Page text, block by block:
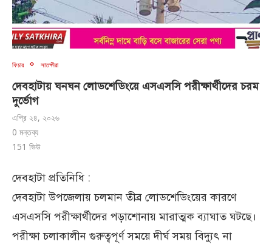
ফিচার সাতক্ষীরা
দেবহাটায় ঘনঘন লোডশেডিংয়ে এসএসসি পরীক্ষার্থীদের চরম
দুর্ভোগ
এপ্রি ২৪, ২০২৬
0 মন্তব্য
151 ভিউ
দেবহাটা প্রতিনিধি :
দেবহাটা উপজেলায় চলমান তীব্র লোডশেডিংয়ের কারণে
এসএসসি পরীক্ষার্থীদের পড়াশোনায় মারাত্মক ব্যাঘাত ঘটছে।
পরীক্ষা চলাকালীন গুরুত্বপূর্ণ সময়ে দীর্ঘ সময় বিদ্যুৎ না